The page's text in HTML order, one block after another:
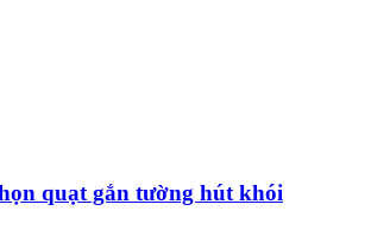
quạt gắn tường hút khói